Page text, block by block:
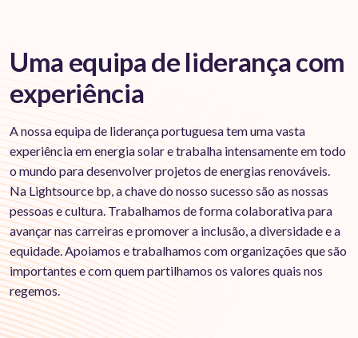
Uma equipa de liderança com
experiência
A nossa equipa de liderança portuguesa tem uma vasta
experiência em energia solar e trabalha intensamente em todo
o mundo para desenvolver projetos de energias renováveis.
Na Lightsource bp, a chave do nosso sucesso são as nossas
pessoas e cultura. Trabalhamos de forma colaborativa para
avançar nas carreiras e promover a inclusão, a diversidade e a
equidade. Apoiamos e trabalhamos com organizações que são
importantes e com quem partilhamos os valores quais nos
regemos.